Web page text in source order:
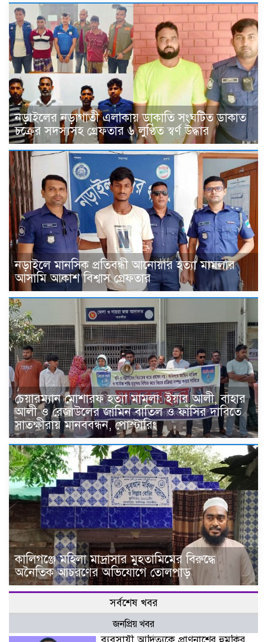
নড়াইলের নড়াগাতী এলাকায় ডাকাতি সংঘটিত ডাকাত
চক্রের সদস্যসহ গ্রেফতার ৬ লুণ্ঠিত স্বর্ণ উদ্ধার
নড়াইলে মানসিক প্রতিবন্ধী আনোয়ার হত্যা মামলার
আসামি আকাশ বিশ্বাস গ্রেফতার
চেয়ারম্যান মোশারফ হত্যা মামলা: ইয়ার আলী, বাহার
আলী ও রেজাউলের জামিন বাতিল ও ফাঁসির দাবিতে
সাতক্ষীরায় মানববন্ধন, পোস্টারিং
কালিগঞ্জে মহিলা মাদ্রাসার মুহতামিমের বিরুদ্ধে
অনৈতিক আচরণের অভিযোগে তোলপাড়
সর্বশেষ খবর
জনপ্রিয় খবর